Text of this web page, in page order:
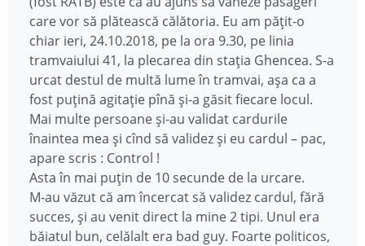
care vor să plătească călătoria. Eu am pățit-o
chiar ieri, 24.10.2018, pe la ora 9.30, pe linia
tramvaiului 41, la plecarea din stația Ghencea. S-a
urcat destul de multă lume în tramvai, așa ca a
fost puțină agitație pînă și-a găsit fiecare locul.
Mai multe persoane și-au validat cardurile
înaintea mea și cînd să validez și eu cardul – pac,
apare scris : Control !
Asta în mai puțin de 10 secunde de la urcare.
M-au văzut că am încercat să validez cardul, fără
succes, și au venit direct la mine 2 tipi. Unul era
băiatul bun, celălalt era bad guy. Foarte politicos,